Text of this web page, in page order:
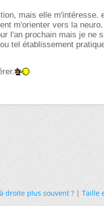
mais elle m'intéresse.
m'orienter vers la
l'an prochain mais je ne
tel établissement
droite plus souvent ?|Taille